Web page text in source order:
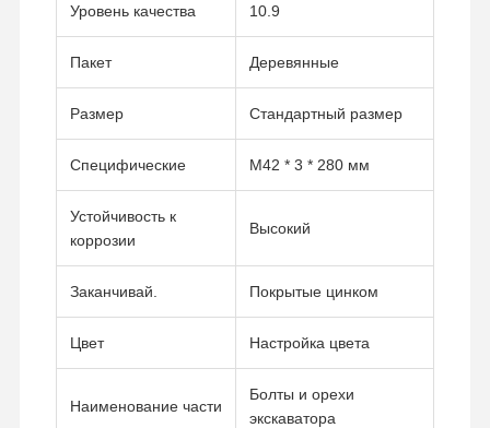
Уровень качества 10.9
Пакет Деревянные
Размер Стандартный размер
Специфические M42 * 3 * 280 мм
Устойчивость к
коррозии
Высокий
Заканчивай. Покрытые цинком
Цвет Настройка цвета
Наименование части
Болты и орехи
экскаватора